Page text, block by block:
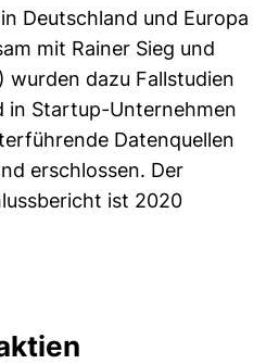
Deutschland und Europa
mit Rainer Sieg und
wurden dazu Fallstudien
in Startup-Unternehmen
Datenquellen
erschlossen. Der
ist 2020